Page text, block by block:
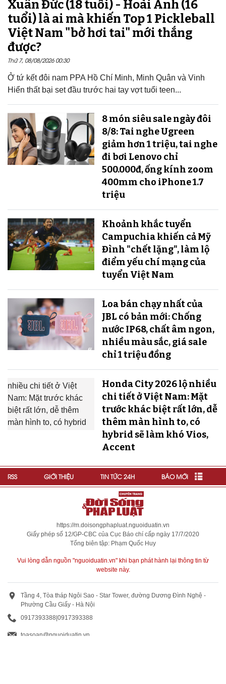
Xuân Đức (18 tuổi) - Hoài Anh (16
tuổi) là ai mà khiến Top 1 Pickleball
Việt Nam "bở hơi tai" mới thắng
được?
Thứ 7, 08/08/2026 00:30
Ở tứ kết đôi nam PPA Hồ Chí Minh, Minh Quân và Vinh
Hiển thất bại set đầu trước hai tay vợt tuổi teen...
8 món siêu sale ngày đôi
8/8: Tai nghe Ugreen
giảm hơn 1 triệu, tai nghe
đi bơi Lenovo chỉ
500.000đ, ống kính zoom
400mm cho iPhone 1.7
triệu
Khoảnh khắc tuyển
Campuchia khiến cả Mỹ
Đình "chết lặng", làm lộ
điểm yếu chí mạng của
tuyển Việt Nam
Loa bán chạy nhất của
JBL có bản mới: Chống
nước IP68, chất âm ngon,
nhiều màu sắc, giá sale
chỉ 1 triệu đồng
Honda City 2026 lộ nhiều
chi tiết ở Việt Nam: Mặt
trước khác biệt rất lớn, dễ
thêm màn hình to, có
hybrid sẽ làm khó Vios,
Accent
RSS GIỚI THIỆU TIN TỨC 24H BÁO MỚI
https://m.doisongphapluat.nguoiduatin.vn
Giấy phép số 12/GP-CBC của Cục Báo chí cấp ngày 17/7/2020
Tổng biên tập: Phạm Quốc Huy
Vui lòng dẫn nguồn "nguoiduatin.vn" khi bạn phát hành lại thông tin từ
website này.
Tầng 4, Tòa tháp Ngôi Sao - Star Tower, đường Dương Đình Nghệ -
Phường Cầu Giấy - Hà Nội
0917393388 0917393388
toasoan@nguoiduatin.vn